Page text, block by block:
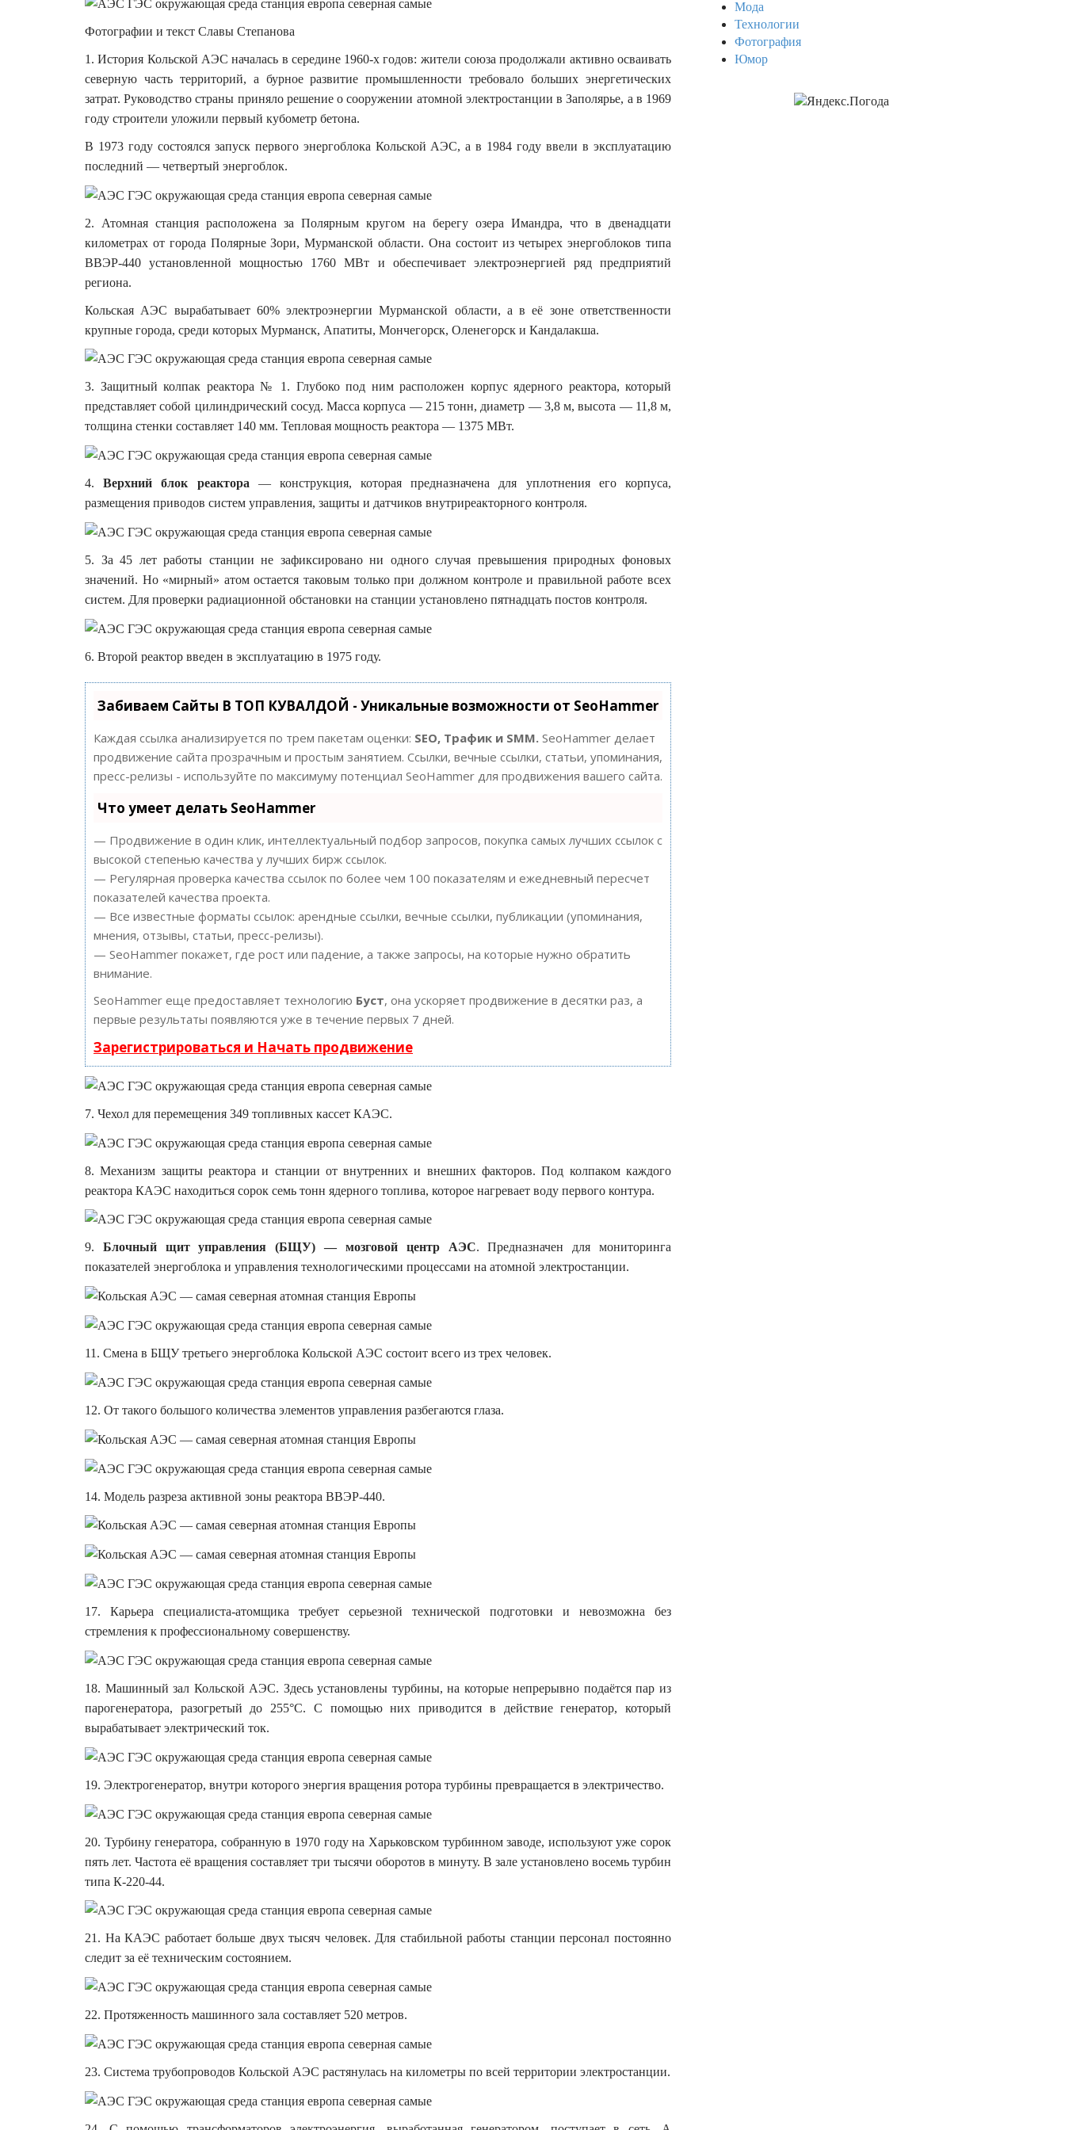
Фотографии и текст Славы Степанова
1. История Кольской АЭС началась в середине 1960-х годов: жители союза продолжали активно осваивать
северную часть территорий, а бурное развитие промышленности требовало больших энергетических
затрат. Руководство страны приняло решение о сооружении атомной электростанции в Заполярье, а в 1969
году строители уложили первый кубометр бетона.
В 1973 году состоялся запуск первого энергоблока Кольской АЭС, а в 1984 году ввели в эксплуатацию
последний — четвертый энергоблок.
2. Атомная станция расположена за Полярным кругом на берегу озера Имандра, что в двенадцати
километрах от города Полярные Зори, Мурманской области. Она состоит из четырех энергоблоков типа
ВВЭР-440 установленной мощностью 1760 МВт и обеспечивает электроэнергией ряд предприятий
региона.
Кольская АЭС вырабатывает 60% электроэнергии Мурманской области, а в её зоне ответственности
крупные города, среди которых Мурманск, Апатиты, Мончегорск, Оленегорск и Кандалакша.
3. Защитный колпак реактора № 1. Глубоко под ним расположен корпус ядерного реактора, который
представляет собой цилиндрический сосуд. Масса корпуса — 215 тонн, диаметр — 3,8 м, высота — 11,8 м,
толщина стенки составляет 140 мм. Тепловая мощность реактора — 1375 МВт.
4.Верхний блок реактора — конструкция, которая предназначена для уплотнения его корпуса,
размещения приводов систем управления, защиты и датчиков внутриреакторного контроля.
5. За 45 лет работы станции не зафиксировано ни одного случая превышения природных фоновых
значений. Но «мирный» атом остается таковым только при должном контроле и правильной работе всех
систем. Для проверки радиационной обстановки на станции установлено пятнадцать постов контроля.
6. Второй реактор введен в эксплуатацию в 1975 году.
Забиваем Сайты В ТОП КУВАЛДОЙ - Уникальные возможности от SeoHammer
Каждая ссылка анализируется по трем пакетам оценки: SEO, Трафик и SMM. SeoHammer делает
продвижение сайта прозрачным и простым занятием. Ссылки, вечные ссылки, статьи, упоминания,
пресс-релизы - используйте по максимуму потенциал SeoHammer для продвижения вашего сайта.
Что умеет делать SeoHammer
— Продвижение в один клик, интеллектуальный подбор запросов, покупка самых лучших ссылок с
высокой степенью качества у лучших бирж ссылок.
— Регулярная проверка качества ссылок по более чем 100 показателям и ежедневный пересчет
показателей качества проекта.
— Все известные форматы ссылок: арендные ссылки, вечные ссылки, публикации (упоминания,
мнения, отзывы, статьи, пресс-релизы).
— SeoHammer покажет, где рост или падение, а также запросы, на которые нужно обратить
внимание.
SeoHammer еще предоставляет технологию Буст, она ускоряет продвижение в десятки раз, а
первые результаты появляются уже в течение первых 7 дней.
Зарегистрироваться и Начать продвижение
7. Чехол для перемещения 349 топливных кассет КАЭС.
8. Механизм защиты реактора и станции от внутренних и внешних факторов. Под колпаком каждого
реактора КАЭС находиться сорок семь тонн ядерного топлива, которое нагревает воду первого контура.
9. Блочный щит управления (БЩУ) — мозговой центр АЭС. Предназначен для мониторинга
показателей энергоблока и управления технологическими процессами на атомной электростанции.
11. Смена в БЩУ третьего энергоблока Кольской АЭС состоит всего из трех человек.
12. От такого большого количества элементов управления разбегаются глаза.
14. Модель разреза активной зоны реактора ВВЭР-440.
17. Карьера специалиста-атомщика требует серьезной технической подготовки и невозможна без
стремления к профессиональному совершенству.
18. Машинный зал Кольской АЭС. Здесь установлены турбины, на которые непрерывно подаётся пар из
парогенератора, разогретый до 255°C. С помощью них приводится в действие генератор, который
вырабатывает электрический ток.
19. Электрогенератор, внутри которого энергия вращения ротора турбины превращается в электричество.
20. Турбину генератора, собранную в 1970 году на Харьковском турбинном заводе, используют уже сорок
пять лет. Частота её вращения составляет три тысячи оборотов в минуту. В зале установлено восемь турбин
типа К-220-44.
21. На КАЭС работает больше двух тысяч человек. Для стабильной работы станции персонал постоянно
следит за её техническим состоянием.
22. Протяженность машинного зала составляет 520 метров.
23. Система трубопроводов Кольской АЭС растянулась на километры по всей территории электростанции.
Мода
Технологии
Фотография
Юмор